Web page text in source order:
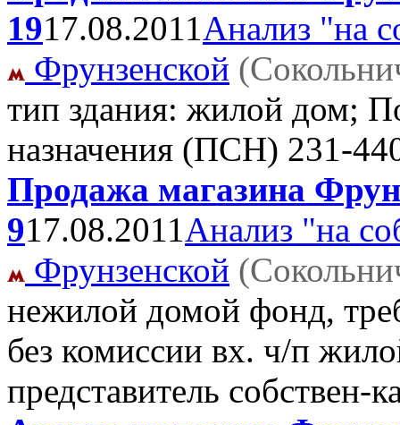
1917.08.2011Анализ "на
Фрунзенской
тип здания: жилой дом;
назначения (ПСН) 231-
Продажа магазина
917.08.2011Анализ "на
Фрунзенской
нежилой домой фонд,
без комиссии вх. ч/п
представитель собствен-